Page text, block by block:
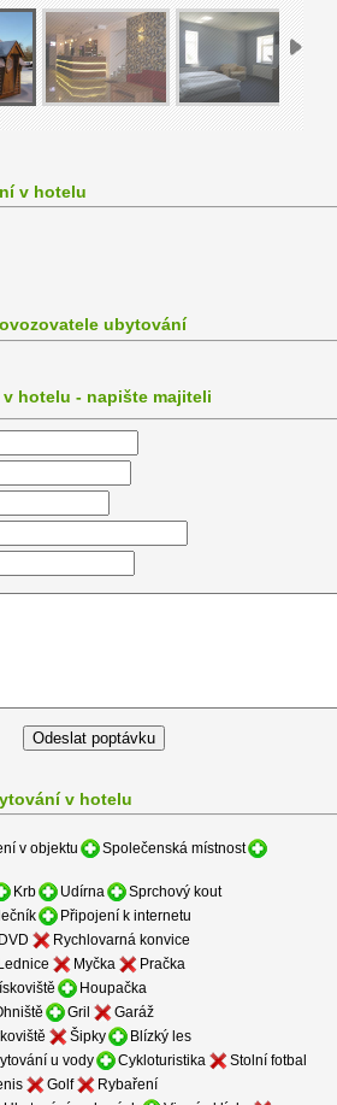
v hotelu
ubytování
hotelu - napište majiteli
v hotelu
v objektu
Společenská místnost
Krb Udírna
Sprchový kout
Připojení k internetu
DVD
Rychlovarná konvice
Myčka
Pračka
Houpačka
Gril
Garáž
Šipky
Blízký les
u vody Cykloturistika
Stolní fotbal
Golf
Rybaření